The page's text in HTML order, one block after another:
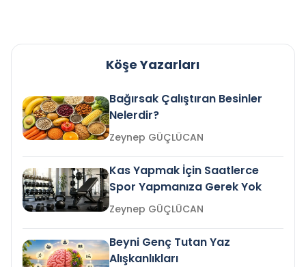
Köşe Yazarları
Bağırsak Çalıştıran Besinler
Nelerdir?
Zeynep GÜÇLÜCAN
Kas Yapmak İçin Saatlerce
Spor Yapmanıza Gerek Yok
Zeynep GÜÇLÜCAN
Beyni Genç Tutan Yaz
Alışkanlıkları